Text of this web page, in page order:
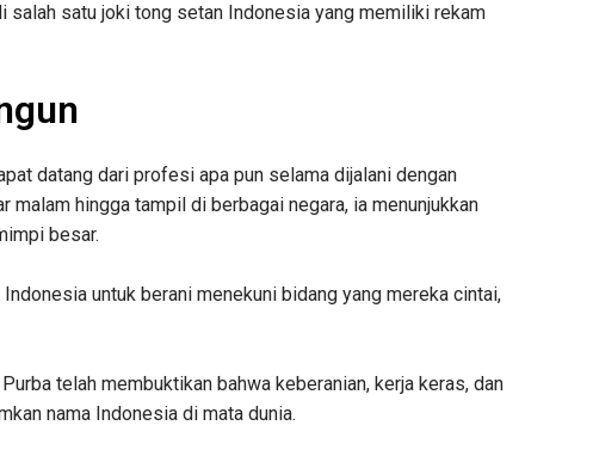
satu joki tong setan Indonesia yang memiliki rekam
datang dari profesi apa pun selama dijalani dengan
hingga tampil di berbagai negara, ia menunjukkan
besar.
untuk berani menekuni bidang yang mereka cintai,
telah membuktikan bahwa keberanian, kerja keras, dan
nama Indonesia di mata dunia.